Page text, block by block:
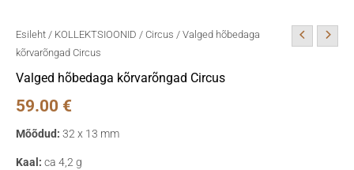
Esileht / KOLLEKTSIOONID / Circus / Valged hõbedaga
kõrvarõngad Circus
Valged hõbedaga kõrvarõngad Circus
59.00 €
Mõõdud: 32 x 13 mm
Kaal: ca 4,2 g